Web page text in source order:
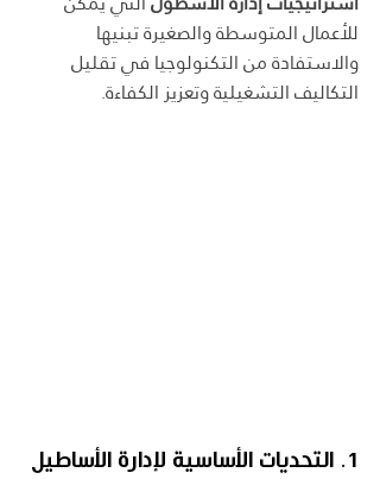
للأعمال المتوسطة والصغيرة تبنيها
والاستفادة من التكنولوجيا في تقليل
التكاليف التشغيلية وتعزيز الكفاءة.
1. التحديات الأساسية لإدارة الأساطيل